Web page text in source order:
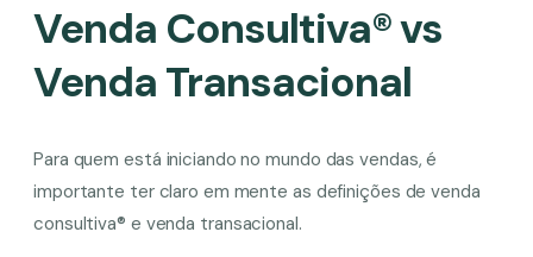
Venda Consultiva®vs
Venda Transacional
Para quem está iniciando no mundo das vendas, é
importante ter claro em mente as definições de venda
consultiva® e venda transacional.